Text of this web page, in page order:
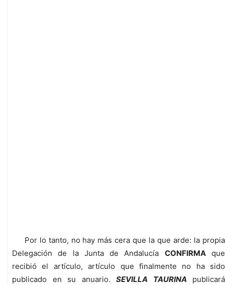
Por lo tanto, no hay más cera que la que arde: la propia
Delegación de la Junta de Andalucía CONFIRMAque
recibió el artículo, artículo que finalmente no ha sido
publicado en su anuario. SEVILLA TAURINA publicará